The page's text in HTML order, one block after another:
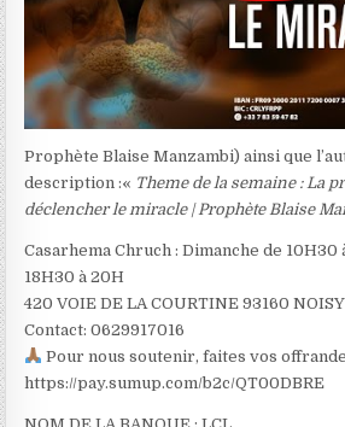
Prophète Blaise Manzambi) ainsi que
description :« Theme de la semaine : La
déclencher le miracle | Prophète Blaise
Casarhema Chruch : Dimanche de
18H30 à 20H
420 VOIE DE LA COURTINE 93160
Contact: 0629917016
Pour nous soutenir, faites vos
https://pay.sumup.com/b2c/QT00DBRE